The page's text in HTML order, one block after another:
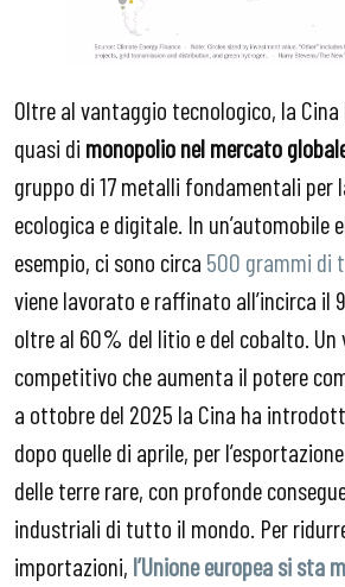
Oltre al vantaggio tecnologico, la
quasi di monopolio nel mercato
gruppo di 17 metalli fondamentali per
ecologica e digitale. In un’automobile
esempio, ci sono circa 500 grammi di
viene lavorato e raffinato all’incirca il
oltre al 60% del litio e del cobalto. Un
competitivo che aumenta il potere
a ottobre del 2025 la Cina ha
dopo quelle di aprile, per
delle terre rare, con profonde
industriali di tutto il mondo. Per
importazioni, l’Unione europea si sta